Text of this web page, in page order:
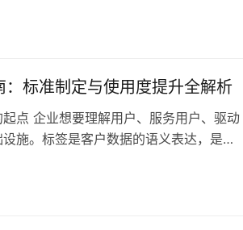
标准制定与使用度提升全解析
点 企业想要理解用户、服务用户、驱动
施。标签是客户数据的语义表达，是数